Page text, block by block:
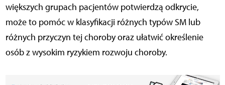
większych grupach pacjentów potwierdzą odkrycie,
może to pomóc w klasyfikacji różnych typów SM lub
różnych przyczyn tej choroby oraz ułatwić określenie
osób z wysokim ryzykiem rozwoju choroby.